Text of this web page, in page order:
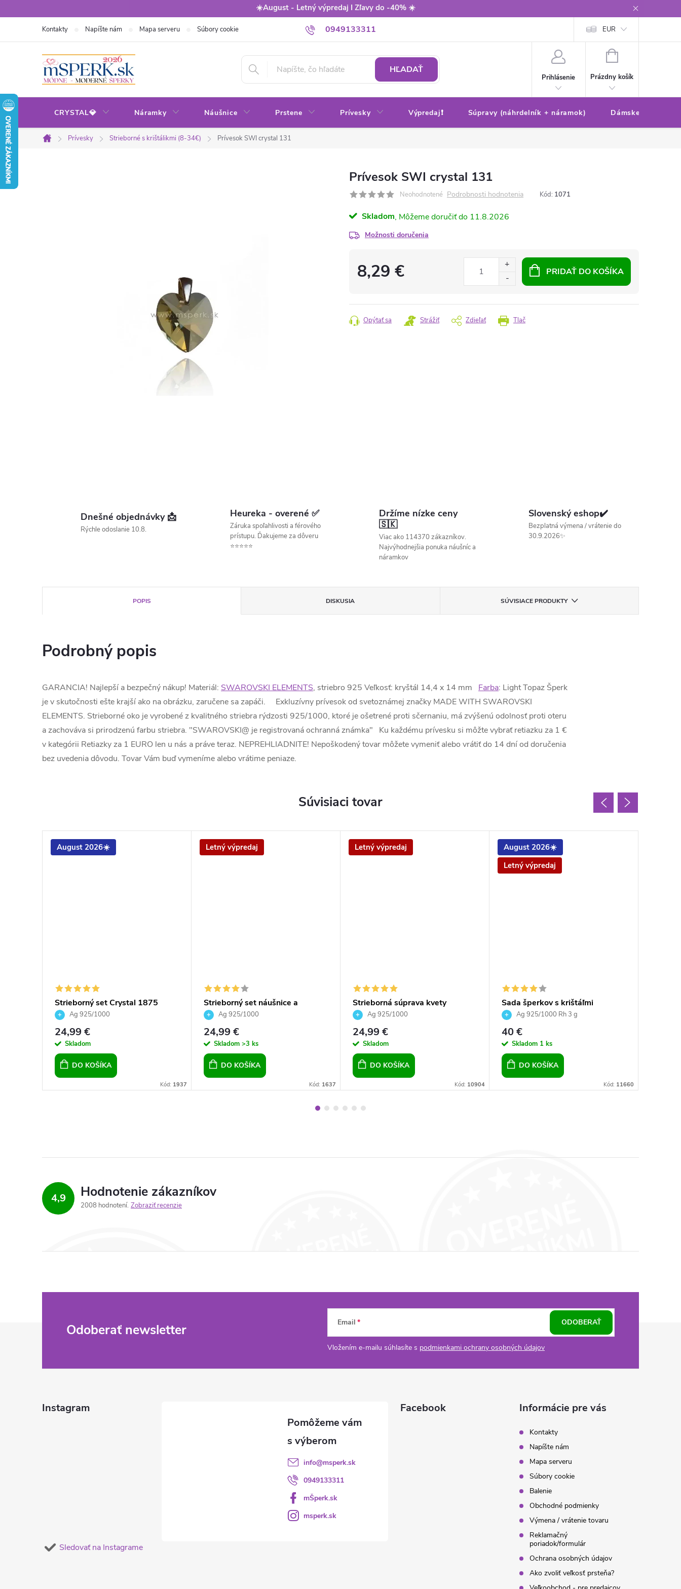
na
☀️August - Letný výpredaj I Zľavy do -40% ☀️
0949133311
Kontakty Napíšte nám Mapa serveru Súbory cookie Obchodné podmienky Ochrana osobných údajov
EUR
HĽADAŤ
Prihlásenie
NÁKUPNÝ
Prázdny košík
CRYSTAL💎 Náramky Náušnice Prstene Prívesky Výpredaj❗ Súpravy (náhrdelník + náramok) Dámske sety
Domov
Prívesky Strieborné s krištálikmi (8-34€) Prívesok SWI crystal 131
Prívesok SWI crystal 131
Neohodnotené Podrobnosti hodnotenia Kód: 1071
Skladom 11.8.2026
Možnosti doručenia
8,29 € PRIDAŤ DO KOŠÍKA
Tlač
Opýtať sa Strážiť Zdieľať
Dnešné objednávky 📩
Rýchle odoslanie 10.8.
Heureka - overené ✅
Záruka spoľahlivosti a férového
prístupu. Ďakujeme za dôveru
⭐⭐⭐⭐⭐
Držíme nízke ceny
🇸🇰
Viac ako 114370 zákazníkov.
Najvýhodnejšia ponuka náušníc a
náramkov
Slovenský eshop✔️
Bezplatná výmena / vrátenie do
30.9.2026✨
POPIS DISKUSIA SÚVISIACE PRODUKTY
Podrobný popis
GARANCIA! Najlepší a bezpečný nákup! Materiál: SWAROVSKI ELEMENTS, striebro 925 Veľkosť: kryštál 14,4 x 14 mm Farba: Light Topaz Šperk
je v skutočnosti ešte krajší ako na obrázku, zaručene sa zapáči. Exkluzívny prívesok od svetoznámej značky MADE WITH SWAROVSKI
ELEMENTS. Strieborné oko je vyrobené z kvalitného striebra rýdzosti 925/1000, ktoré je ošetrené proti sčernaniu, má zvýšenú odolnosť proti oteru
a zachováva si prirodzenú farbu striebra. "SWAROVSKI@ je registrovaná ochranná známka" Ku každému prívesku si môžte vybrať retiazku za 1 €
v kategórii Retiazky za 1 EURO len u nás a práve teraz. NEPREHLIADNITE! Nepoškodený tovar môžete vymeniť alebo vrátiť do 14 dní od doručenia
bez uvedenia dôvodu. Tovar Vám buď vymeníme alebo vrátime peniaze.
Súvisiaci tovar
August 2026☀️
Strieborný set Crystal 1875
Ag 925/1000
24,99 €
Skladom
DO KOŠÍKA
Kód: 1937
Letný výpredaj
Strieborný set náušnice a
prívesok Crystal Silver Night 14
mm
Ag 925/1000
24,99 €
Skladom >3 ks
DO KOŠÍKA
Kód: 1637
Letný výpredaj
Strieborná súprava kvety
crystals 12 mm
Ag 925/1000
24,99 €
Skladom
DO KOŠÍKA
Kód: 10904
August 2026☀️
Letný výpredaj
Sada šperkov s krištáľmi
Swarovski náušnice a prívesok
biele okrúhle
Ag 925/1000 Rh 3 g
40 €
Skladom 1 ks
DO KOŠÍKA
Kód: 11660
4,9 Hodnotenie zákazníkov
2008 hodnotení Zobraziť recenzie
Odoberať newsletter Email
Vložením e-mailu súhlasíte s podmienkami ochrany osobných údajov
ODOBERAŤ
Instagram
Sledovať na Instagrame
info@msperk.sk
0949133311
mŠperk.sk
msperk.sk
Facebook Informácie pre vás
Kontakty
Napíšte nám
Mapa serveru
Súbory cookie
Balenie
Obchodné podmienky
Výmena / vrátenie tovaru
Reklamačný
poriadok/formulár
Ochrana osobných údajov
Ako zvoliť veľkosť prsteňa?